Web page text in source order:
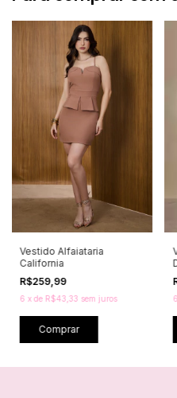
Vestido Alfaiataria
California
R$259,99
6 xde R$43,33 sem juros
Comprar
6